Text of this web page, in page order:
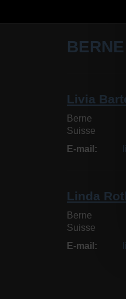
BERNE
Livia
Berne
Suisse
E-mail
Linda
Berne
Suisse
E-mail